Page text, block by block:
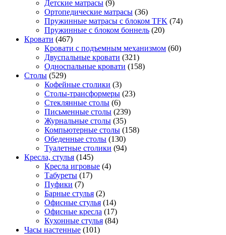
Детские матрасы (9)
Ортопедические матрасы (36)
Пружинные матрасы с блоком TFK (74)
Пружинные с блоком боннель (20)
Кровати (467)
Кровати с подъемным механизмом (60)
Двуспальные кровати (321)
Односпальные кровати (158)
Столы (529)
Кофейные столики (3)
Столы-трансформеры (23)
Стеклянные столы (6)
Письменные столы (239)
Журнальные столы (35)
Компьютерные столы (158)
Обеденные столы (130)
Туалетные столики (94)
Кресла, стулья (145)
Кресла игровые (4)
Табуреты (17)
Пуфики (7)
Барные стулья (2)
Офисные стулья (14)
Офисные кресла (17)
Кухонные стулья (84)
Часы настенные (101)